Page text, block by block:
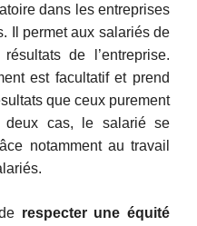
dans les entreprises
Il permet aux salariés de
de l’entreprise.
est facultatif et prend
que ceux purement
deux cas, le salarié se
notamment au travail
respecter une équité